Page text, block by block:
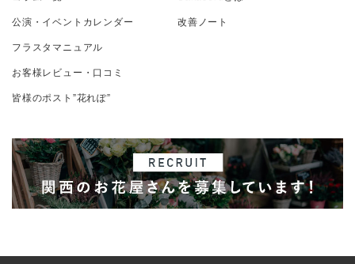
公演・イベントカレンダー
フラスタマニュアル
お客様レビュー・口コミ
皆様のポスト”花れぽ”
改善ノート